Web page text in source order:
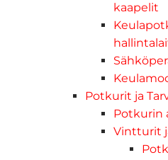
kaapelit
Potkurit ja
Potkurin
Vintturit